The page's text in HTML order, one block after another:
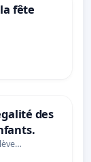
fête
des